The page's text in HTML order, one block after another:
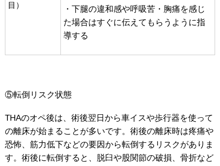
目）
・下腿の違和感や呼吸苦・胸痛を感じ
た場合はすぐに伝えてもらうように指
導する
⑤転倒リスク状態
THAのオペ後は、術後翌日から車イスや歩行器を使って
の離床が始まることが多いです。術後の離床時は疼痛や
恐怖、筋力低下などの要因から転倒するリスクがありま
す。術後に転倒すると、脱臼や股関節の破損、骨折など